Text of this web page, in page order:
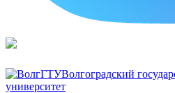
Волгоградский
университет